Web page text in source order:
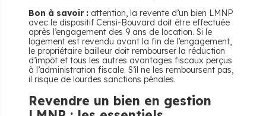
Bon à savoir : attention, la revente d’un bien LMNP
avec le dispositif Censi-Bouvard doit être effectuée
après l’engagement des 9 ans de location. Si le
logement est revendu avant la fin de l’engagement,
le propriétaire bailleur doit rembourser la réduction
d’impôt et tous les autres avantages fiscaux perçus
à l’administration fiscale. S’il ne les remboursent pas,
il risque de lourdes sanctions pénales.
Revendre un bien en gestion